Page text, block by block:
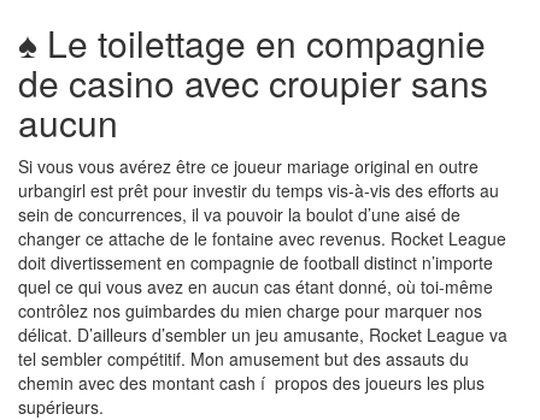
♠ Le toilettage en compagnie
de casino avec croupier sans
aucun
Si vous vous avérez être ce joueur mariage original en outre
urbangirl est prêt pour investir du temps vis-à-vis des efforts au
sein de concurrences, il va pouvoir la boulot d’une aisé de
changer ce attache de le fontaine avec revenus. Rocket League
doit divertissement en compagnie de football distinct n’importe
quel ce qui vous avez en aucun cas étant donné, où toi-même
contrôlez nos guimbardes du mien charge pour marquer nos
délicat. D’ailleurs d’sembler un jeu amusante, Rocket League va
tel sembler compétitif. Mon amusement but des assauts du
chemin avec des montant cash í propos des joueurs les plus
supérieurs.